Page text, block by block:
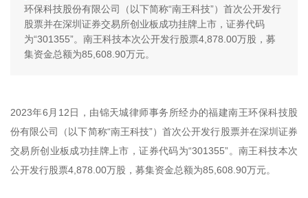
环保科技股份有限公司（以下简称“南王科技”）首次公开发行
股票并在深圳证券交易所创业板成功挂牌上市，证券代码
为“301355”。南王科技本次公开发行股票4,878.00万股，募
集资金总额为85,608.90万元。
2023年6月12日，由锦天城律师事务所经办的福建南王环保科技股
份有限公司（以下简称“南王科技”）首次公开发行股票并在深圳证券
交易所创业板成功挂牌上市，证券代码为“301355”。南王科技本次
公开发行股票4,878.00万股，募集资金总额为85,608.90万元。